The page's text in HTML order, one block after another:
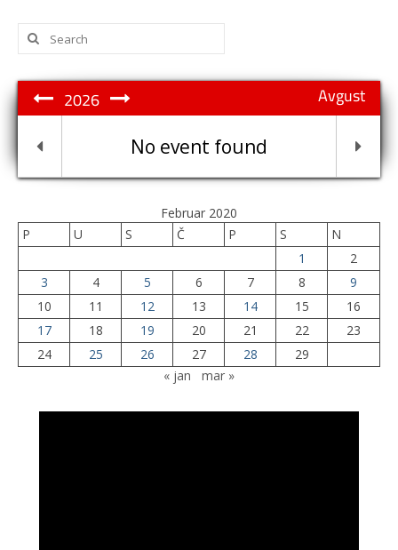
Search
for:
Avgust
2026
No event found
Februar 2020
P
U S Č P S
N
1
2
3
4 5 6 7 8
9
10
11 12 13 14 15
16
17
18 19 20 21 22
23
24
25 26 27 28
29
« jan
mar »